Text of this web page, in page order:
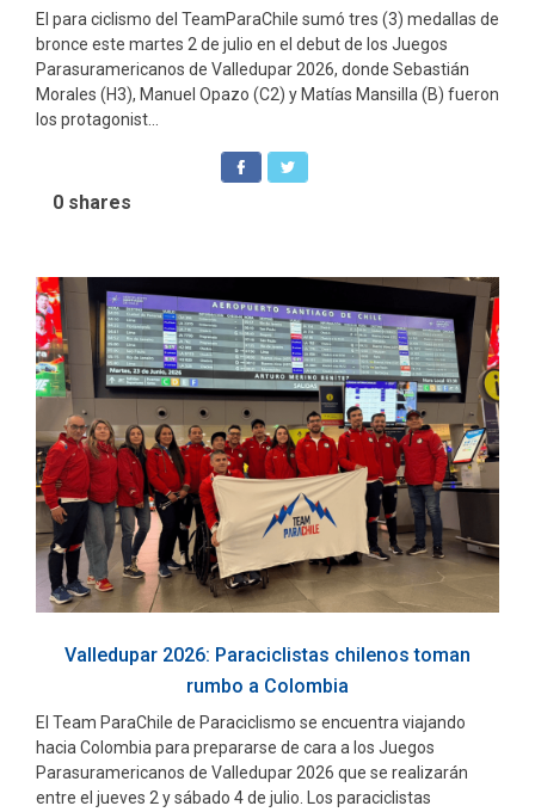
El para ciclismo del TeamParaChile sumó tres (3) medallas de
bronce este martes 2 de julio en el debut de los Juegos
Parasuramericanos de Valledupar 2026, donde Sebastián
Morales (H3), Manuel Opazo (C2) y Matías Mansilla (B) fueron
los protagonist...
0 shares
Valledupar 2026: Paraciclistas chilenos toman
rumbo a Colombia
El Team ParaChile de Paraciclismo se encuentra viajando
hacia Colombia para prepararse de cara a los Juegos
Parasuramericanos de Valledupar 2026 que se realizarán
entre el jueves 2 y sábado 4 de julio. Los paraciclistas